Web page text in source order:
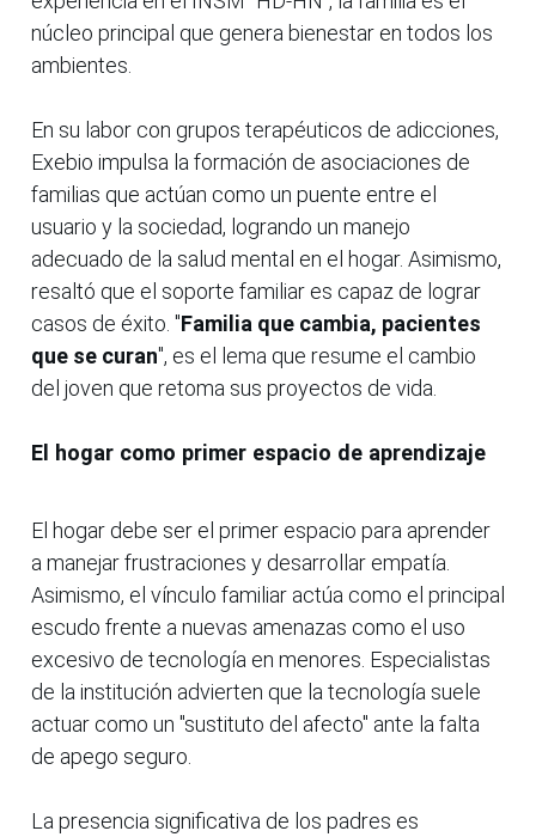
núcleo principal que genera bienestar en todos los
ambientes.
En su labor con grupos terapéuticos de adicciones,
Exebio impulsa la formación de asociaciones de
familias que actúan como un puente entre el
usuario y la sociedad, logrando un manejo
adecuado de la salud mental en el hogar. Asimismo,
resaltó que el soporte familiar es capaz de lograr
casos de éxito. "Familia que cambia, pacientes
que se curan", es el lema que resume el cambio
del joven que retoma sus proyectos de vida.
El hogar como primer espacio de aprendizaje
El hogar debe ser el primer espacio para aprender
a manejar frustraciones y desarrollar empatía.
Asimismo, el vínculo familiar actúa como el principal
escudo frente a nuevas amenazas como el uso
excesivo de tecnología en menores. Especialistas
de la institución advierten que la tecnología suele
actuar como un "sustituto del afecto" ante la falta
de apego seguro.
La presencia significativa de los padres es